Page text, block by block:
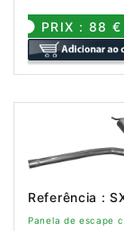
PRIX : 88 €
Referência :
Panela de escape